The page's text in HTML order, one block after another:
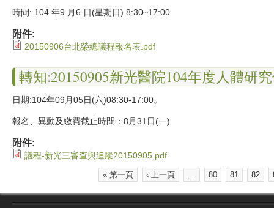
時間: 104 年9 月6 日(星期日) 8:30~17:00
附件:
20150906台北榮總議程報名表.pdf
轉知:20150905新光醫院104年度人體研
日期:104年09月05日(六)08:30-17:00。
報名、異動及繳費截止時間：8月31日(一)
附件:
議程-新光三審查與追蹤20150905.pdf
« 第一頁 ‹ 上一頁 … 80 81 82